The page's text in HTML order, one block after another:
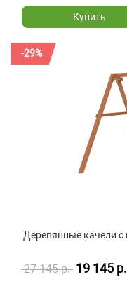
Купить
-29%
Деревянные качели с
27 145 р. 19 145 р.